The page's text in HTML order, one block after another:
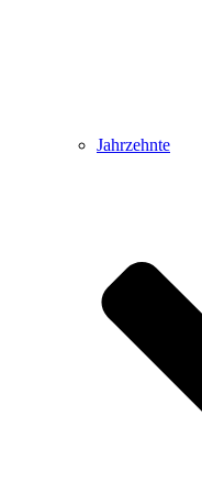
Jahrzehnte